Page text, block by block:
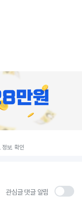
정보, 확인
관심글 댓글 알림